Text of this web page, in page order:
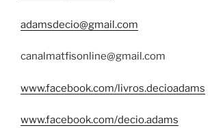
adamsdecio@gmail.com
canalmatfisonline@gmail.com
www.facebook.com/livros.decioadams
www.facebook.com/decio.adams